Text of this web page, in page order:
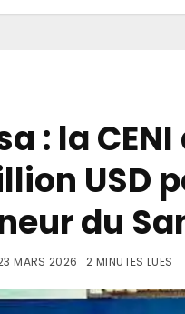
: la
USD
du
MARS 2026 2 MINUTES LUES